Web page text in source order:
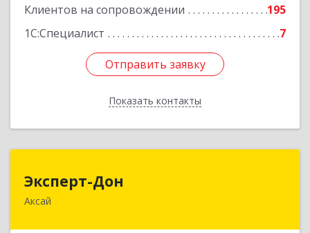
Клиентов на сопровождении
195
1С:Специалист
7
Отправить заявку
Показать контакты
Отправить заявку
Назад
Эксперт-Дон
Аксай
346720, Ростовская обл, Аксай г, Буденного ул,